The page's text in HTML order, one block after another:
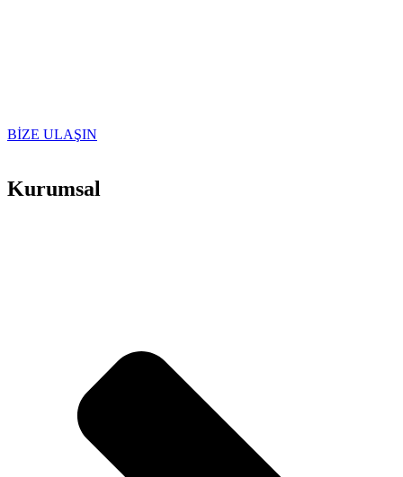
BİZE ULAŞIN
Kurumsal